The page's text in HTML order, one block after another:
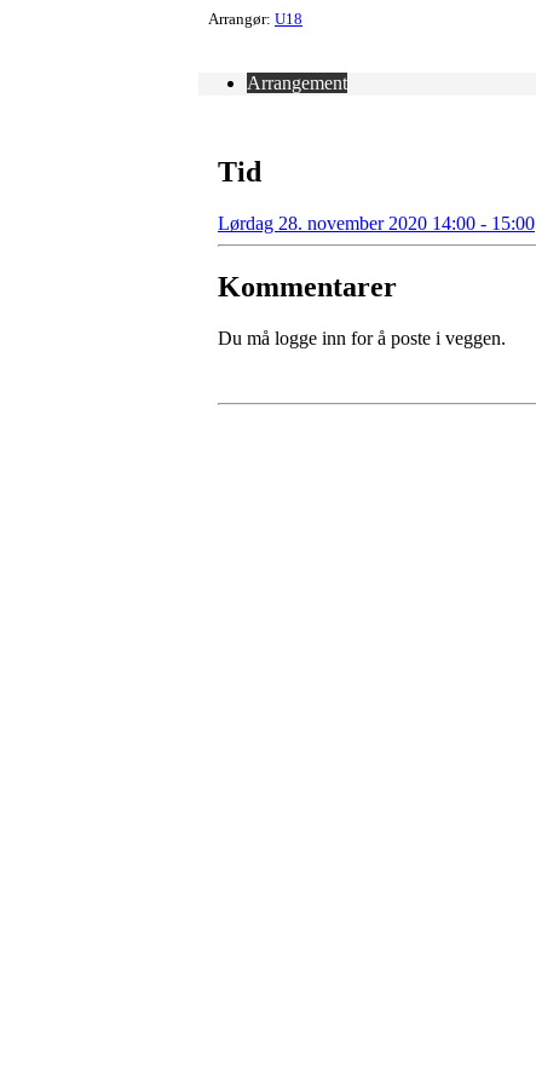
Arrangør: U18
Arrangement
Tid
Lørdag 28. november 2020 14:00 - 15:00
Kommentarer
Du må logge inn for å poste i veggen.